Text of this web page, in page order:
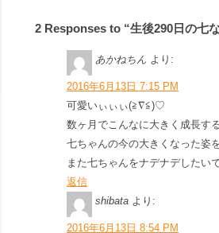
2 Responses to “生後290日の七
あかねちん より:
2016年6月13日 7:15 PM
可愛いぃぃぃ(≧∇≦)♡
数ヶ月でこんなに大きく成長す
七ちゃんの今の大きくなった姿
また七ちゃんをナデナデしたい
返信
shibata より:
2016年6月13日 8:54 PM